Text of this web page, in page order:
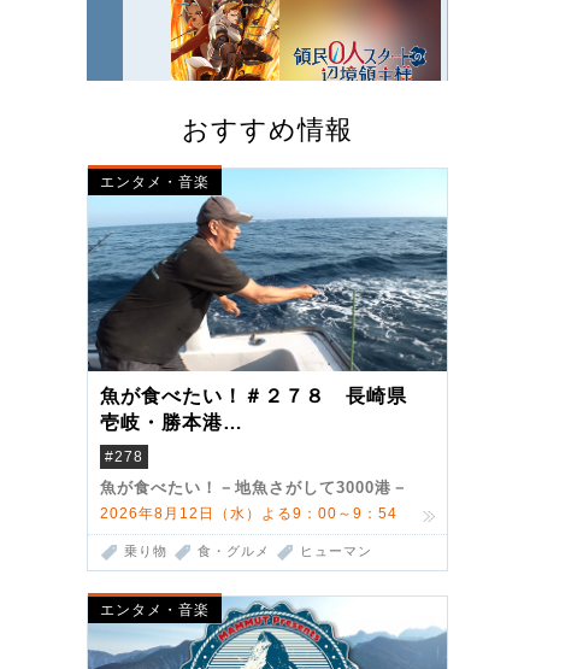
おすすめ情報
エンタメ・音楽
魚が食べたい！＃２７８ 長崎県
壱岐・勝本港
（クロマグロ）
#278
魚が食べたい！－地魚さがして3000港－
2026年8月12日（水）よる9：00～9：54
乗り物 食・グルメ ヒューマン
エンタメ・音楽